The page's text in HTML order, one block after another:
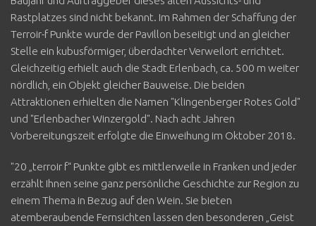
Rastplatzes sind nicht bekannt. Im Rahmen der Schaffung der
Terroir-f Punkte wurde der Pavillon beseitigt und an gleicher
Stelle ein kubusförmiger, überdachter Verweilort errichtet.
Gleichzeitig erhielt auch die Stadt Erlenbach, ca. 500 m weiter
nördlich, ein Objekt gleicher Bauweise. Die beiden
Attraktionen erhielten die Namen "Klingenberger Rotes Gold"
und "Erlenbacher Winzergold". Nach acht Jahren
Vorbereitungszeit erfolgte die Einweihung im Oktober 2018.
"20 „terroir f“ Punkte gibt es mittlerweile in Franken und jeder
erzählt Ihnen seine ganz persönliche Geschichte zur Region zu
einem Thema in Bezug auf den Wein. Sie bieten
atemberaubende Fernsichten lassen den besonderen „Geist